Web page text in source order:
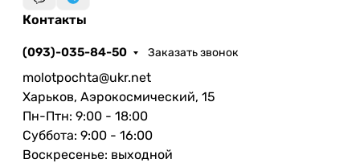
Контакты
(093)-035-84-50 Заказать звонок
molotpochta@ukr.net
Харьков, Аэрокосмический, 15
Пн-Птн: 9:00 - 18:00
Суббота: 9:00 - 16:00
Воскресенье: выходной